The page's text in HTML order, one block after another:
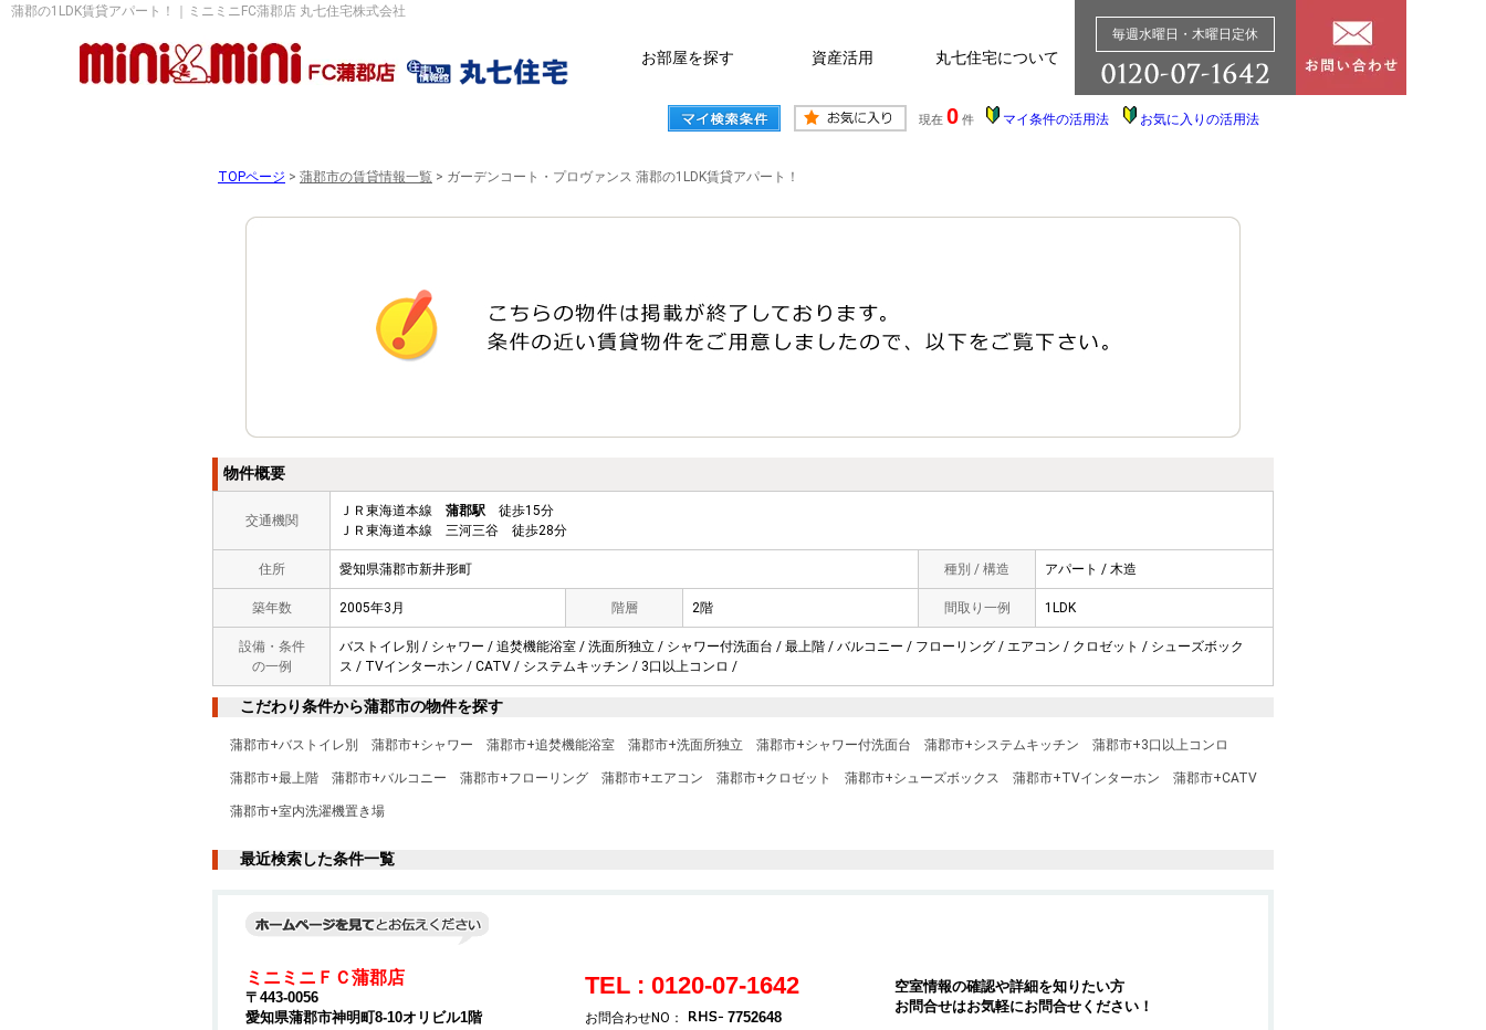
蒲郡の1LDK賃貸アパート！｜ミニミニFC蒲郡店 丸七住宅株式会社
お部屋を探す 資産活用 丸七住宅について
毎週水曜日・木曜日定休
現在 0 件 マイ条件の活用法 お気に入りの活用法
TOPページ > 蒲郡市の賃貸情報一覧 > ガーデンコート・プロヴァンス 蒲郡の1LDK賃貸アパート！
物件概要
交通機関
ＪＲ東海道本線 蒲郡駅 徒歩15分
ＪＲ東海道本線 三河三谷 徒歩28分
住所 愛知県蒲郡市新井形町 種別 / 構造 アパート / 木造
築年数 2005年3月 階層 2階 間取り一例 1LDK
設備・条件
の一例
バストイレ別 / シャワー / 追焚機能浴室 / 洗面所独立 / シャワー付洗面台 / 最上階 / バルコニー / フローリング / エアコン / クロゼット / シューズボック
ス / TVインターホン / CATV / システムキッチン / 3口以上コンロ /
こだわり条件から蒲郡市の物件を探す
蒲郡市+バストイレ別 蒲郡市+シャワー 蒲郡市+追焚機能浴室 蒲郡市+洗面所独立 蒲郡市+シャワー付洗面台 蒲郡市+システムキッチン 蒲郡市+3口以上コンロ
蒲郡市+最上階 蒲郡市+バルコニー 蒲郡市+フローリング 蒲郡市+エアコン 蒲郡市+クロゼット 蒲郡市+シューズボックス 蒲郡市+TVインターホン 蒲郡市+CATV
蒲郡市+室内洗濯機置き場
最近検索した条件一覧
ミニミニＦＣ蒲郡店
〒443-0056
愛知県蒲郡市神明町8-10オリビル1階
TEL : 0120-07-1642
お問合わせNO： 7752648
空室情報の確認や詳細を知りたい方
お問合せはお気軽にお問合せください！